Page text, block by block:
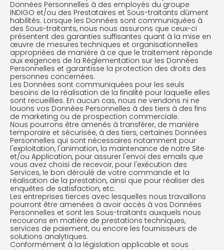
Données Personnelles à des employés du groupe
INDIGO et/ou des Prestataires et Sous-traitants dûment
habilités. Lorsque les Données sont communiquées à
des Sous-traitants, nous nous assurons que ceux-ci
présentent des garanties suffisantes quant à la mise en
œuvre de mesures techniques et organisationnelles
appropriées de manière à ce que le traitement réponde
aux exigences de la Règlementation sur les Données
Personnelles et garantisse la protection des droits des
personnes concernées.
Les Données sont communiquées pour les seuls
besoins de la réalisation de la finalité pour laquelle elles
sont recueillies. En aucun cas, nous ne vendons ni ne
louons vos Données Personnelles à des tiers à des fins
de marketing ou de prospection commerciale.
Nous pourrons être amenés à transférer, de manière
temporaire et sécurisée, à des tiers, certaines Données
Personnelles qui sont nécessaires notamment pour
l'exploitation, l'animation, la maintenance de notre Site
et/ou Application, pour assurer l'envoi des emails que
vous avez choisi de recevoir, pour l'exécution des
Services, le bon déroulé de votre commande et la
réalisation de la prestation, ainsi que pour réaliser des
enquêtes de satisfaction, etc.
Les entreprises tierces avec lesquelles nous travaillons
pourront être amenées à avoir accès à vos Données
Personnelles et sont les Sous-traitants auxquels nous
recourons en matière de prestations techniques,
services de paiement, ou encore les fournisseurs de
solutions analytiques.
Conformément à la législation applicable et sous